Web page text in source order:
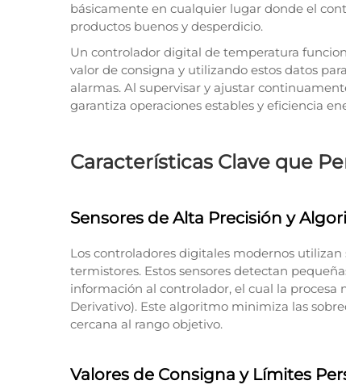
básicamente en cualquier lugar donde el
productos buenos y desperdicio.
Un controlador digital de temperatura
valor de consigna y utilizando estos datos
alarmas. Al supervisar y ajustar
garantiza operaciones estables y eficiencia
Características Clave que
Sensores de Alta Precisión y
Los controladores digitales modernos
termistores. Estos sensores detectan
información al controlador, el cual la
Derivativo). Este algoritmo minimiza las
cercana al rango objetivo.
Valores de Consigna y Límites